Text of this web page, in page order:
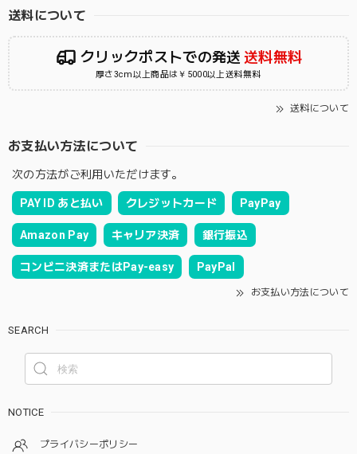
送料について
クリックポストでの発送 送料無料
厚さ3cm以上商品は￥5000以上送料無料
送料について
お支払い方法について
次の方法がご利用いただけます。
PAY ID あと払い クレジットカード PayPay
Amazon Pay キャリア決済 銀行振込
コンビニ決済またはPay-easy PayPal
お支払い方法について
SEARCH
NOTICE
プライバシーポリシー